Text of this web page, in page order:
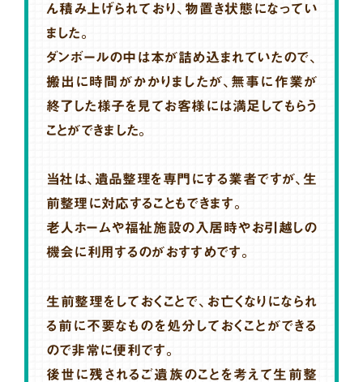
ん積み上げられており、物置き状態になってい
ました。
ダンボールの中は本が詰め込まれていたので、
搬出に時間がかかりましたが、無事に作業が
終了した様子を見てお客様には満足してもらう
ことができました。
当社は、遺品整理を専門にする業者ですが、生
前整理に対応することもできます。
老人ホームや福祉施設の入居時やお引越しの
機会に利用するのがおすすめです。
生前整理をしておくことで、お亡くなりになられ
る前に不要なものを処分しておくことができる
ので非常に便利です。
後世に残されるご遺族のことを考えて生前整